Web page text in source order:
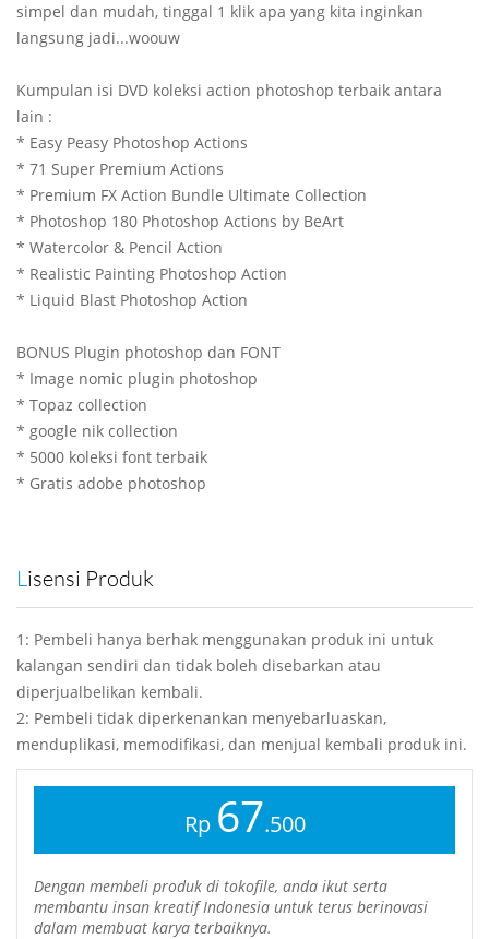
simpel dan mudah, tinggal 1 klik apa yang kita inginkan
langsung jadi...woouw
Kumpulan isi DVD koleksi action photoshop terbaik antara
lain :
* Easy Peasy Photoshop Actions
* 71 Super Premium Actions
* Premium FX Action Bundle Ultimate Collection
* Photoshop 180 Photoshop Actions by BeArt
* Watercolor & Pencil Action
* Realistic Painting Photoshop Action
* Liquid Blast Photoshop Action
BONUS Plugin photoshop dan FONT
* Image nomic plugin photoshop
* Topaz collection
* google nik collection
* 5000 koleksi font terbaik
* Gratis adobe photoshop
Lisensi Produk
1: Pembeli hanya berhak menggunakan produk ini untuk
kalangan sendiri dan tidak boleh disebarkan atau
diperjualbelikan kembali.
2: Pembeli tidak diperkenankan menyebarluaskan,
menduplikasi, memodifikasi, dan menjual kembali produk ini.
Rp 67.500
Dengan membeli produk di tokofile, anda ikut serta
membantu insan kreatif Indonesia untuk terus berinovasi
dalam membuat karya terbaiknya.